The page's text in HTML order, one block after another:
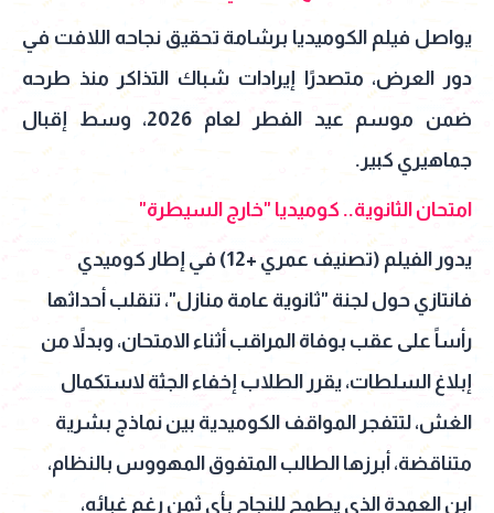
يواصل فيلم الكوميديا برشامة تحقيق نجاحه اللافت في
دور العرض، متصدرًا إيرادات شباك التذاكر منذ طرحه
ضمن موسم عيد الفطر لعام 2026، وسط إقبال
جماهيري كبير.
امتحان الثانوية.. كوميديا "خارج السيطرة"
يدور الفيلم (تصنيف عمري +12) في إطار كوميدي
فانتازي حول لجنة "ثانوية عامة منازل"، تنقلب أحداثها
رأساً على عقب بوفاة المراقب أثناء الامتحان، وبدلاً من
إبلاغ السلطات، يقرر الطلاب إخفاء الجثة لاستكمال
الغش، لتتفجر المواقف الكوميدية بين نماذج بشرية
متناقضة، أبرزها الطالب المتفوق المهووس بالنظام،
ابن العمدة الذي يطمح للنجاح بأي ثمن رغم غبائه،